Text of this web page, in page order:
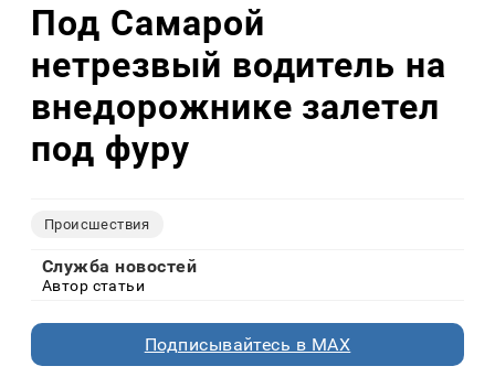
Под Самарой
нетрезвый водитель на
внедорожнике залетел
под фуру
Происшествия
Служба новостей
Автор статьи
Подписывайтесь в MAX